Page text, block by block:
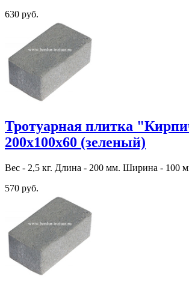
630 руб.
Тротуарная плитка
200х100х60 (зеленый)
Вес - 2,5 кг. Длина - 200 мм. Ширина - 100
570 руб.